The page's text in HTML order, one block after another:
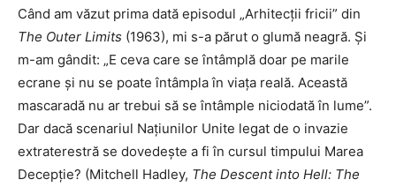
Când am văzut prima dată episodul „Arhitecții fricii” din
The Outer Limits (1963), mi s-a părut o glumă neagră. Și
m-am gândit: „E ceva care se întâmplă doar pe marile
ecrane și nu se poate întâmpla în viața reală. Această
mascaradă nu ar trebui să se întâmple niciodată în lume”.
Dar dacă scenariul Națiunilor Unite legat de o invazie
extraterestră se dovedește a fi în cursul timpului Marea
Decepție? (Mitchell Hadley, The Descent into Hell: The